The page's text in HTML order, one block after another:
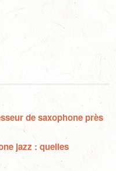
de saxophone près
jazz : quelles